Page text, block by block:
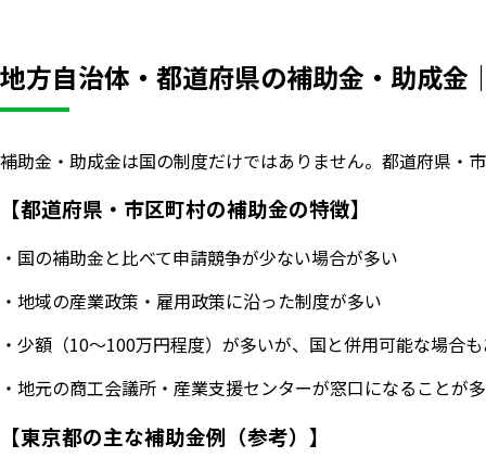
地方自治体・都道府県の補助金・助成
補助金・助成金は国の制度だけではありません。都道府県・
【都道府県・市区町村の補助金の特徴】
・国の補助金と比べて申請競争が少ない場合が多い
・地域の産業政策・雇用政策に沿った制度が多い
・少額（10〜100万円程度）が多いが、国と併用可能な場合
・地元の商工会議所・産業支援センターが窓口になることが
【東京都の主な補助金例（参考）】